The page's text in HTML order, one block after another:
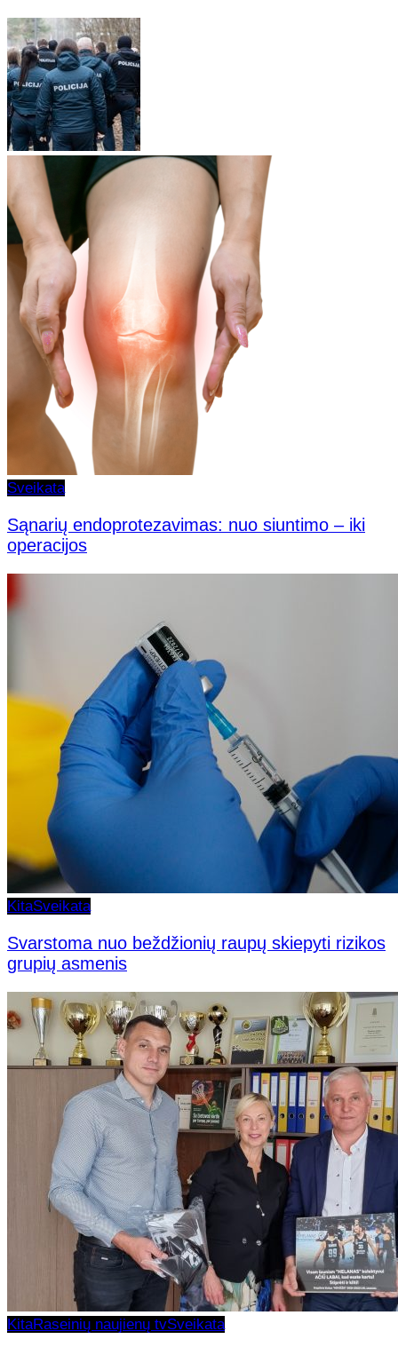
Sveikata
Sąnarių endoprotezavimas: nuo siuntimo – iki
operacijos
KitaSveikata
Svarstoma nuo beždžionių raupų skiepyti rizikos
grupių asmenis
KitaRaseinių naujienų tvSveikata